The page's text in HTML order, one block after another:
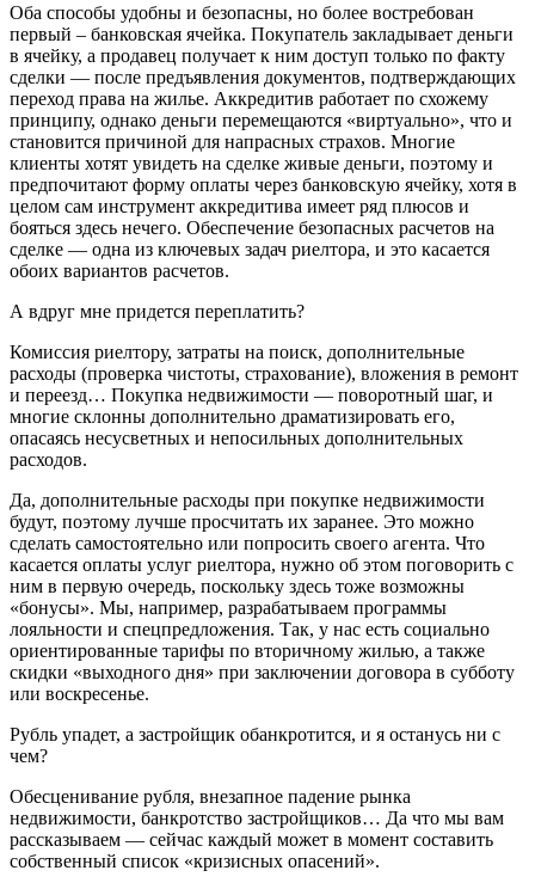
Оба способы удобны и безопасны, но более востребован
первый – банковская ячейка. Покупатель закладывает деньги
в ячейку, а продавец получает к ним доступ только по факту
сделки — после предъявления документов, подтверждающих
переход права на жилье. Аккредитив работает по схожему
принципу, однако деньги перемещаются «виртуально», что и
становится причиной для напрасных страхов. Многие
клиенты хотят увидеть на сделке живые деньги, поэтому и
предпочитают форму оплаты через банковскую ячейку, хотя в
целом сам инструмент аккредитива имеет ряд плюсов и
бояться здесь нечего. Обеспечение безопасных расчетов на
сделке — одна из ключевых задач риелтора, и это касается
обоих вариантов расчетов.
А вдруг мне придется переплатить?
Комиссия риелтору, затраты на поиск, дополнительные
расходы (проверка чистоты, страхование), вложения в ремонт
и переезд… Покупка недвижимости — поворотный шаг, и
многие склонны дополнительно драматизировать его,
опасаясь несусветных и непосильных дополнительных
расходов.
Да, дополнительные расходы при покупке недвижимости
будут, поэтому лучше просчитать их заранее. Это можно
сделать самостоятельно или попросить своего агента. Что
касается оплаты услуг риелтора, нужно об этом поговорить с
ним в первую очередь, поскольку здесь тоже возможны
«бонусы». Мы, например, разрабатываем программы
лояльности и спецпредложения. Так, у нас есть социально
ориентированные тарифы по вторичному жилью, а также
скидки «выходного дня» при заключении договора в субботу
или воскресенье.
Рубль упадет, а застройщик обанкротится, и я останусь ни с
чем?
Обесценивание рубля, внезапное падение рынка
недвижимости, банкротство застройщиков… Да что мы вам
рассказываем — сейчас каждый может в момент составить
собственный список «кризисных опасений».